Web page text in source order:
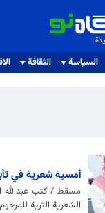
السياسة الثقافة
أمسية شعرية في
مسقط / كتب عبدالله
الشعرية الثرية